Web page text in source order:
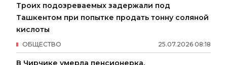
Троих подозреваемых задержали под
Ташкентом при попытке продать тонну соляной
кислоты
25.07.2026 08:18
ОБЩЕСТВО
В Чирчике умерла пенсионерка,